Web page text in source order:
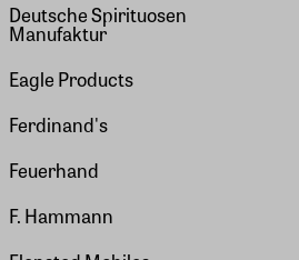
Deutsche Spirituosen
Manufaktur
Eagle Products
Ferdinand's
Feuerhand
F. Hammann